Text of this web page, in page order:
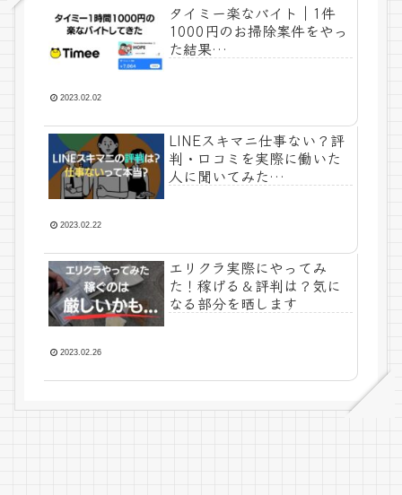
タイミー楽なバイト｜1件
1000円のお掃除案件をやっ
た結果…
2023.02.02
LINEスキマニ仕事ない？評
判・口コミを実際に働いた
人に聞いてみた…
2023.02.22
エリクラ実際にやってみ
た！稼げる＆評判は？気に
なる部分を晒します
2023.02.26